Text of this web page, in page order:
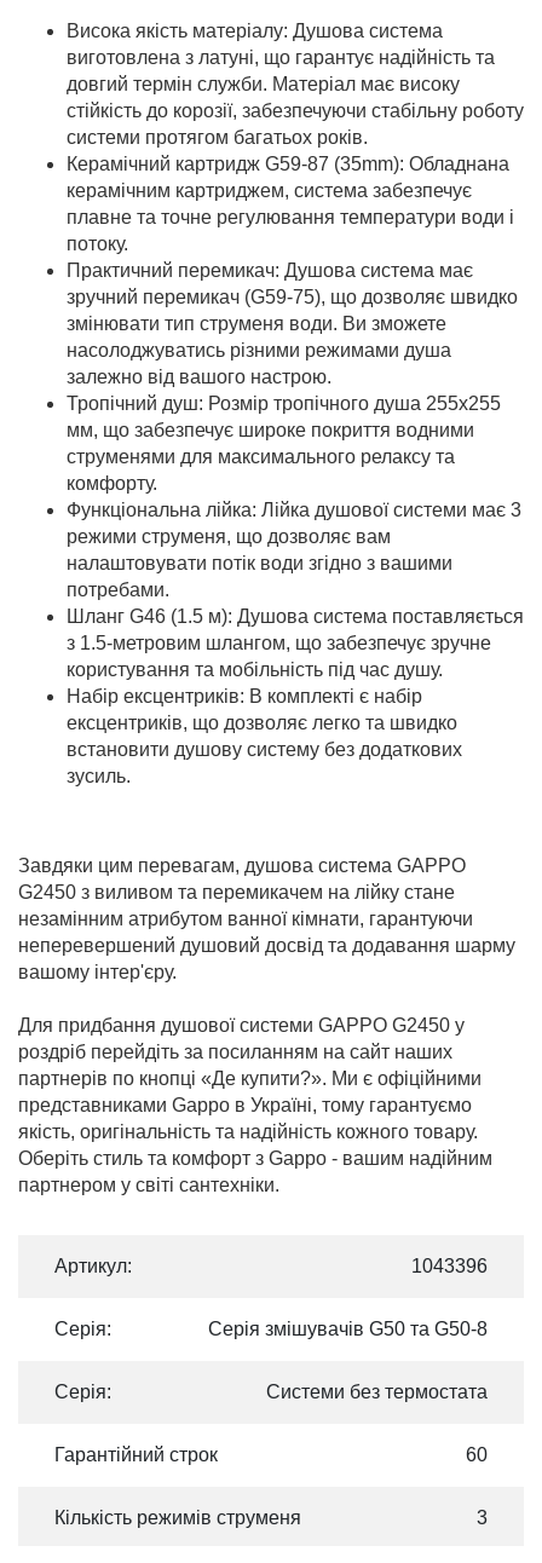
Висока якість матеріалу: Душова система
виготовлена з латуні, що гарантує надійність та
довгий термін служби. Матеріал має високу
стійкість до корозії, забезпечуючи стабільну роботу
системи протягом багатьох років.
Керамічний картридж G59-87 (35mm): Обладнана
керамічним картриджем, система забезпечує
плавне та точне регулювання температури води і
потоку.
Практичний перемикач: Душова система має
зручний перемикач (G59-75), що дозволяє швидко
змінювати тип струменя води. Ви зможете
насолоджуватись різними режимами душа
залежно від вашого настрою.
Тропічний душ: Розмір тропічного душа 255х255
мм, що забезпечує широке покриття водними
струменями для максимального релаксу та
комфорту.
Функціональна лійка: Лійка душової системи має 3
режими струменя, що дозволяє вам
налаштовувати потік води згідно з вашими
потребами.
Шланг G46 (1.5 м): Душова система поставляється
з 1.5-метровим шлангом, що забезпечує зручне
користування та мобільність під час душу.
Набір ексцентриків: В комплекті є набір
ексцентриків, що дозволяє легко та швидко
встановити душову систему без додаткових
зусиль.
Завдяки цим перевагам, душова система GAPPO
G2450 з виливом та перемикачем на лійку стане
незамінним атрибутом ванної кімнати, гарантуючи
неперевершений душовий досвід та додавання шарму
вашому інтер'єру.
Для придбання душової системи GAPPO G2450 у
роздріб перейдіть за посиланням на сайт наших
партнерів по кнопці «Де купити?». Ми є офіційними
представниками Gappo в Україні, тому гарантуємо
якість, оригінальність та надійність кожного товару.
Оберіть стиль та комфорт з Gappo - вашим надійним
партнером у світі сантехніки.
Артикул: 1043396
Серія: Серія змішувачів G50 та G50-8
Серія: Системи без термостата
Гарантійний строк 60
Кількість режимів струменя 3